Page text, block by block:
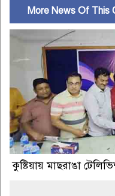
More News Of This
কুষ্টিয়ায় মাছরাঙা